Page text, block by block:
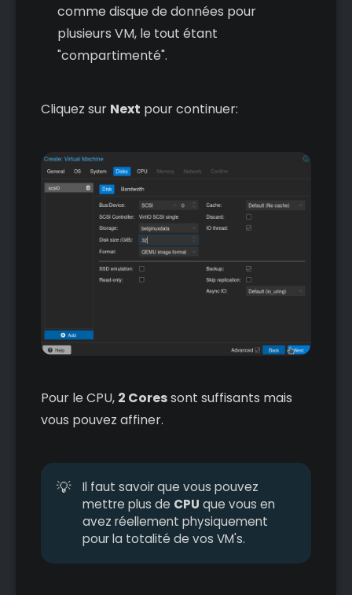
comme disque de données pour
plusieurs VM, le tout étant
"compartimenté".
Cliquez sur Next pour continuer:
Pour le CPU, 2 Coressont suffisants mais
vous pouvez affiner.
💡
Il faut savoir que vous pouvez
mettre plus de CPU que vous en
avez réellement physiquement
pour la totalité de vos VM's.